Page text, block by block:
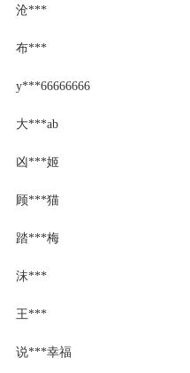
沧***
布***
y***66666666
大***ab
凶***姬
顾***猫
踏***梅
沫***
王***
说***幸福